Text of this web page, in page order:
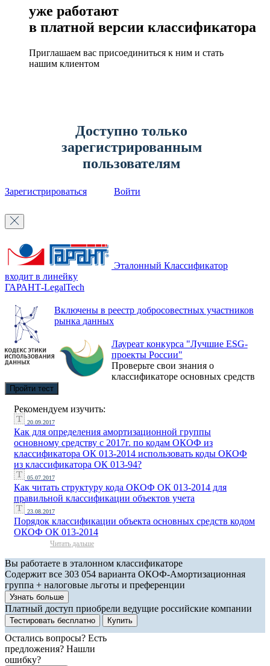
уже работают
в платной версии классификатора
Приглашаем вас присоединиться к ним и стать
нашим клиентом
Доступно только
зарегистрированным
пользователям
Зарегистрироваться Войти
Эталонный Классификатор
входит в линейку
ГАРАНТ-LegalTech
Включены в реестр добросовестных участников
рынка данных
Лауреат конкурса "Лучшие ESG-
проекты России"
Проверьте свои знания о
классификаторе основных средств
Пройти тест
Рекомендуем изучить:
20.09.2017
Как для определения амортизационной группы
основному средству с 2017г. по кодам ОКОФ из
классификатора ОК 013-2014 использовать коды ОКОФ
из классификатора ОК 013-94?
05.07.2017
Как читать структуру кода ОКОФ ОК 013-2014 для
правильной классификации объектов учета
23.08.2017
Порядок классификации объекта основных средств кодом
ОКОФ ОК 013-2014
Читать дальше
Вы работаете в эталонном классификаторе
Содержит все 303 054 варианта ОКОФ-Амортизационная
группа + налоговые льготы и преференции
Узнать больше
Платный доступ приобрели ведущие российские компании
Тестировать бесплатно Купить
Остались вопросы? Есть
предложения? Нашли
ошибку?